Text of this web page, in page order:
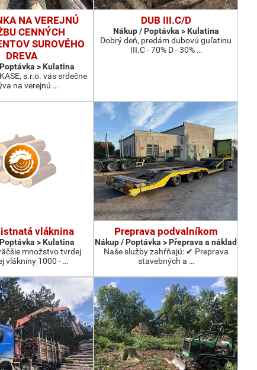
NA VEREJNÚ
CENNÝCH
SUROVÉHO
DREVA
> Kulatina
s.r.o. vás srdečne
na verejnú …
DUB III.C/D
Nákup / Poptávka > Kulatina
Dobrý deň, predám dubovú guľatinu
III.C - 70% D - 30% …
vláknina
> Kulatina
množstvo tvrdej
vlákniny 1000 - …
Preprava podvalníkom
Nákup / Poptávka > Přeprava a náklad
Naše služby zahŕňajú: ✔ Preprava
stavebných a …